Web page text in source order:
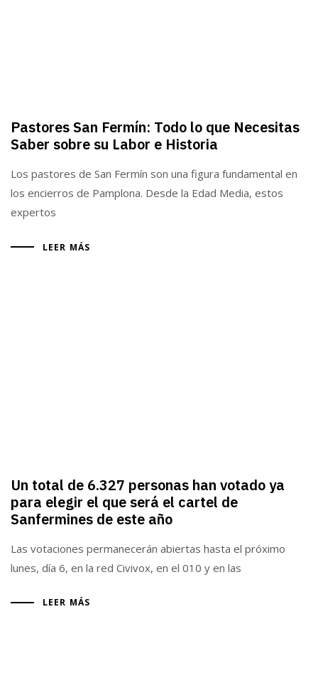
Pastores San Fermín: Todo lo que Necesitas
Saber sobre su Labor e Historia
Los pastores de San Fermín son una figura fundamental en
los encierros de Pamplona. Desde la Edad Media, estos
expertos
LEER MÁS
Un total de 6.327 personas han votado ya
para elegir el que será el cartel de
Sanfermines de este año
Las votaciones permanecerán abiertas hasta el próximo
lunes, día 6, en la red Civivox, en el 010 y en las
LEER MÁS